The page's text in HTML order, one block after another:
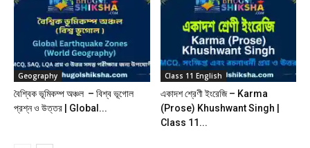
Geography
বৈশ্বিক ভূমিকম্প অঞ্চল – বিশ্ব ভূগোল
প্রশ্ন ও উত্তর | Global...
Class 11 English
একাদশ শ্রেণী ইংরেজি – Karma
(Prose) Khushwant Singh |
Class 11...